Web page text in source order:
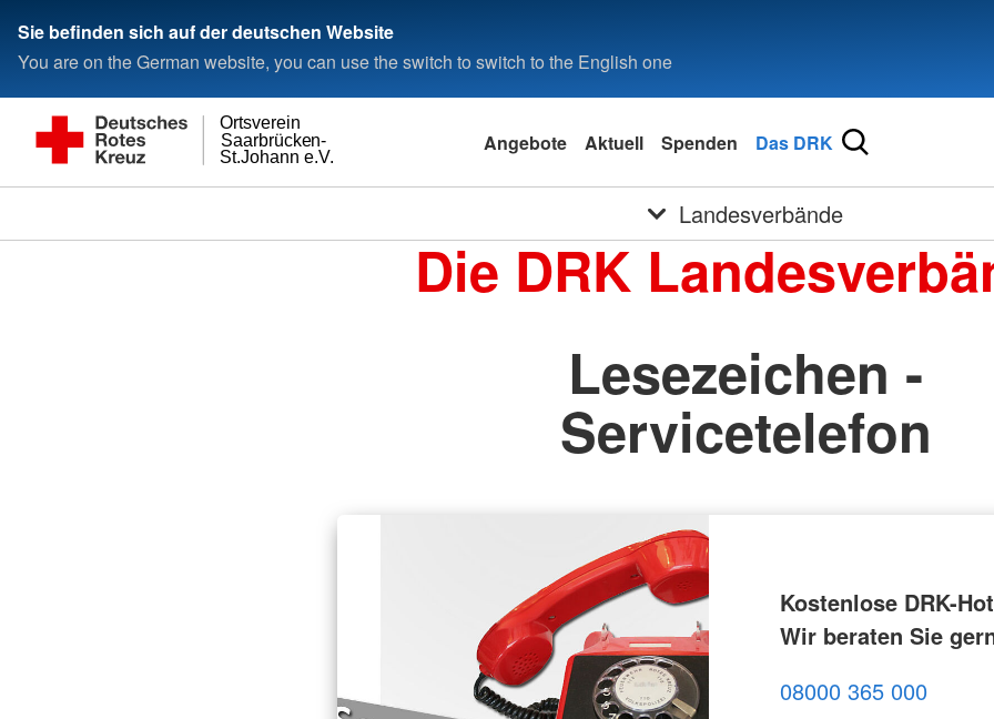
Sie befinden sich auf der deutschen Website
You are on the German website, you can use the switch to switch to the English one
St.Johann e.V.
Saarbrücken-
Ortsverein
Angebote Aktuell Spenden Das DRK
Landesverbände
Die DRK
Lesezeichen -
Servicetelefon
Kostenlose DRK-
Wir beraten Sie
08000 365 000